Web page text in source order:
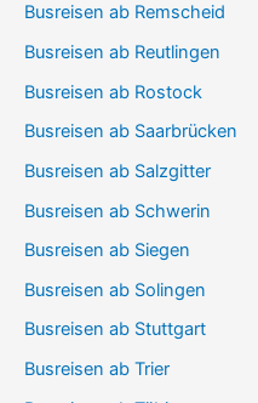
Busreisen ab Remscheid
Busreisen ab Reutlingen
Busreisen ab Rostock
Busreisen ab Saarbrücken
Busreisen ab Salzgitter
Busreisen ab Schwerin
Busreisen ab Siegen
Busreisen ab Solingen
Busreisen ab Stuttgart
Busreisen ab Trier